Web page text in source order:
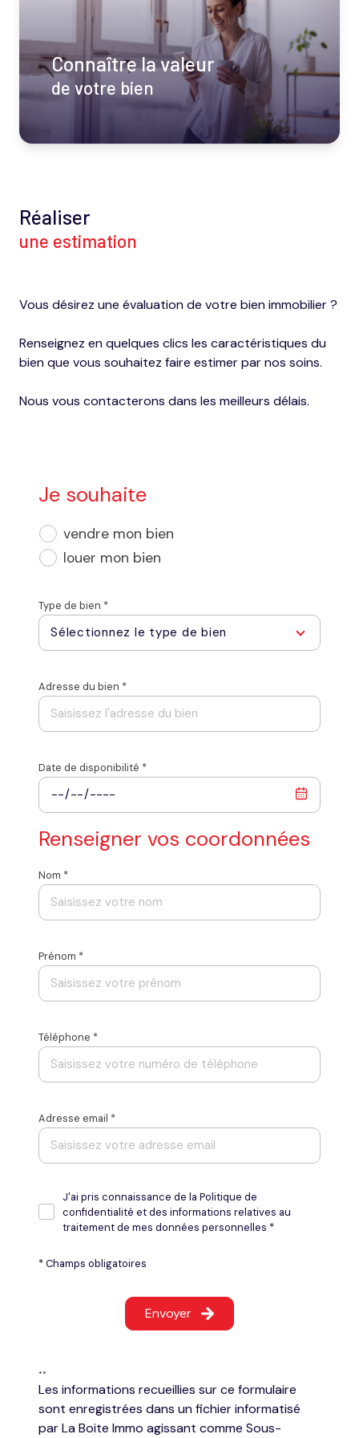
honoraires
nous
contacter
Connaître la valeur
de votre bien
Réaliser
une estimation
Vous désirez une évaluation de votre bien immobilier ?
Renseignez en quelques clics les caractéristiques du
bien que vous souhaitez faire estimer par nos soins.
Nous vous contacterons dans les meilleurs délais.
Je souhaite
vendre mon bien
louer mon bien
Type de bien *
Sélectionnez le type de bien
Adresse du bien *
Date de disponibilité *
Renseigner vos coordonnées
Nom *
Prénom *
Téléphone *
Adresse email *
J'ai pris connaissance de la Politique de
confidentialité et des informations relatives au
traitement de mes données personnelles *
* Champs obligatoires
Envoyer
**
Les informations recueillies sur ce formulaire
sont enregistrées dans un fichier informatisé
par La Boite Immo agissant comme Sous-